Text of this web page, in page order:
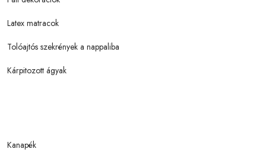
Latex matracok
Tolóajtós szekrények a nappaliba
Kárpitozott ágyak
Kanapék